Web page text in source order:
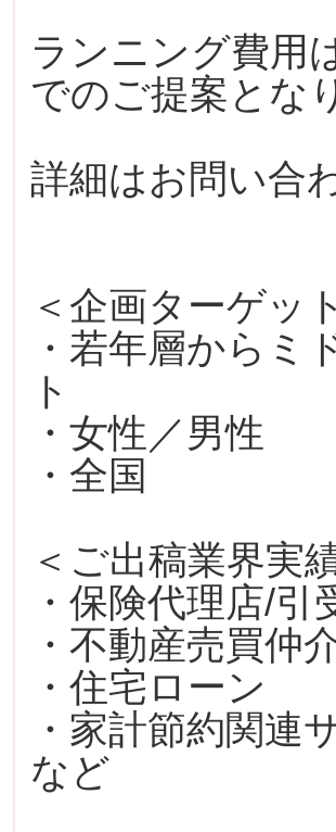
ランニング費用
でのご提案とな
詳細はお問い合
＜企画ターゲッ
・若年層からミ
ト
・女性／男性
・全国
＜ご出稿業界実
・保険代理店/引
・不動産売買仲
・住宅ローン
・家計節約関連
など